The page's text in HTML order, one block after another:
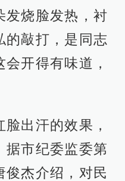
发烧脸发热，衬
的敲打，是同志
开得有味道，
出汗的效果，
据市纪委监委第
俊杰介绍，对民